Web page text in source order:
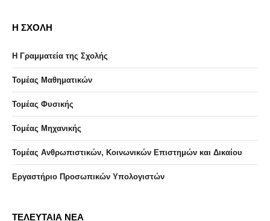
Η ΣΧΟΛΗ
Η Γραμματεία της Σχολής
Τομέας Μαθηματικών
Τομέας Φυσικής
Τομέας Μηχανικής
Τομέας Ανθρωπιστικών, Κοινωνικών Επιστημών και Δικαίου
Eργαστήριo Προσωπικών Υπολογιστών
ΤΕΛΕΥΤΑΙΑ ΝΕΑ